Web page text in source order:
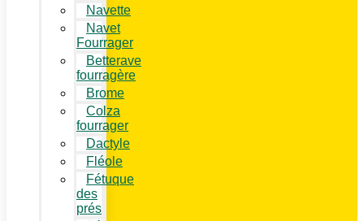
Navette
Navet
Fourrager
Betterave
fourragère
Brome
Colza
fourrager
Dactyle
Fléole
Fétuque
des
prés